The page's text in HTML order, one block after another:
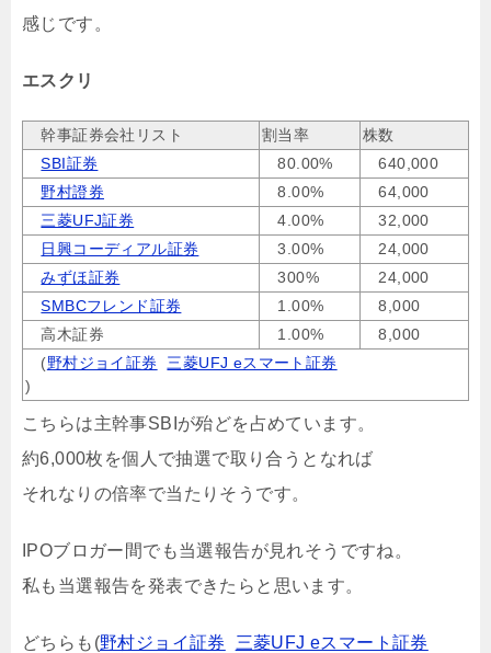
感じです。
エスクリ
幹事証券会社リスト 割当率
株数
SBI証券
80.00%
640,000
野村證券
8.00%
64,000
三菱UFJ証券
4.00%
32,000
日興コーディアル証券
3.00%
24,000
みずほ証券
300%
24,000
SMBCフレンド証券
1.00%
8,000
高木証券
1.00%
8,000
(野村ジョイ証券
三菱UFJ eスマート証券
)
こちらは主幹事SBIが殆どを占めています。
約6,000枚を個人で抽選で取り合うとなれば
それなりの倍率で当たりそうです。
IPOブロガー間でも当選報告が見れそうですね。
私も当選報告を発表できたらと思います。
どちらも(野村ジョイ証券
三菱UFJ eスマート証券